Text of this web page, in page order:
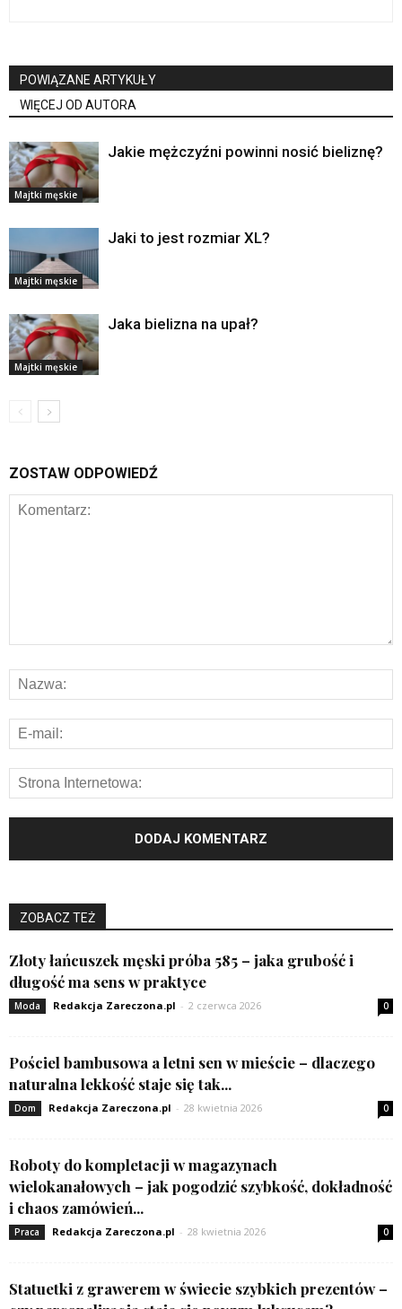
POWIĄZANE ARTYKUŁY
WIĘCEJ OD AUTORA
Majtki męskie
Jakie mężczyźni powinni nosić bieliznę?
Majtki męskie
Jaki to jest rozmiar XL?
Majtki męskie
Jaka bielizna na upał?
ZOSTAW ODPOWIEDŹ
ZOBACZ TEŻ
Złoty łańcuszek męski próba 585 – jaka grubość i
długość ma sens w praktyce
Moda Redakcja Zareczona.pl - 2 czerwca 2026 0
Pościel bambusowa a letni sen w mieście – dlaczego
naturalna lekkość staje się tak...
Dom Redakcja Zareczona.pl - 28 kwietnia 2026 0
Roboty do kompletacji w magazynach
wielokanałowych – jak pogodzić szybkość, dokładność
i chaos zamówień...
Praca Redakcja Zareczona.pl - 28 kwietnia 2026 0
Statuetki z grawerem w świecie szybkich prezentów –